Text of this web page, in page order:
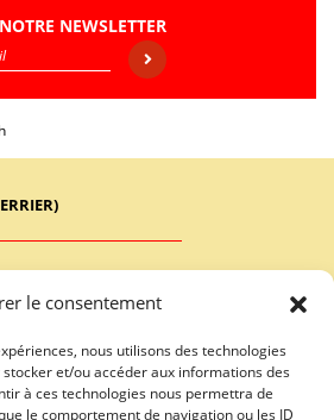
le consentement
nous utilisons des technologies
et/ou accéder aux informations des
à ces technologies nous permettra de
le comportement de navigation ou les ID
NEWSLETTER